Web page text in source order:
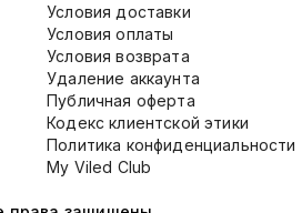
Условия доставки
Условия оплаты
Условия возврата
Удаление аккаунта
Публичная оферта
Кодекс клиентской этики
Политика конфиденциальности
My Viled Club